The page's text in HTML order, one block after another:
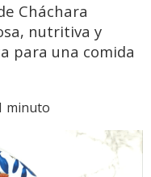
Cháchara
nutritiva y
para una comida
minuto